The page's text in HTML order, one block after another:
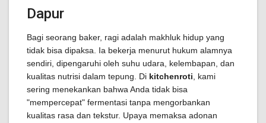
Dapur
Bagi seorang baker, ragi adalah makhluk hidup yang
tidak bisa dipaksa. Ia bekerja menurut hukum alamnya
sendiri, dipengaruhi oleh suhu udara, kelembapan, dan
kualitas nutrisi dalam tepung. Di kitchenroti , kami
sering menekankan bahwa Anda tidak bisa
"mempercepat" fermentasi tanpa mengorbankan
kualitas rasa dan tekstur. Upaya memaksa adonan